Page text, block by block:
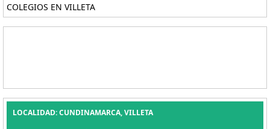
COLEGIOS EN VILLETA
LOCALIDAD: CUNDINAMARCA, VILLETA